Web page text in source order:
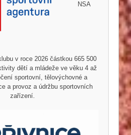
NSA
v roce 2026 částkou 665 500
dětí a mládeže ve věku 4 až
sportovní, tělovýchovné a
a provoz a údržbu sportovních
zařízení.